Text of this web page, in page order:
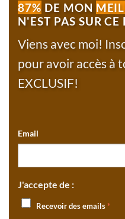
87%DE MON
N'EST PAS SUR CE
Viens avec moi!
pour avoir accès à
EXCLUSIF!
Email
J'accepte de :
Recevoir des emails*